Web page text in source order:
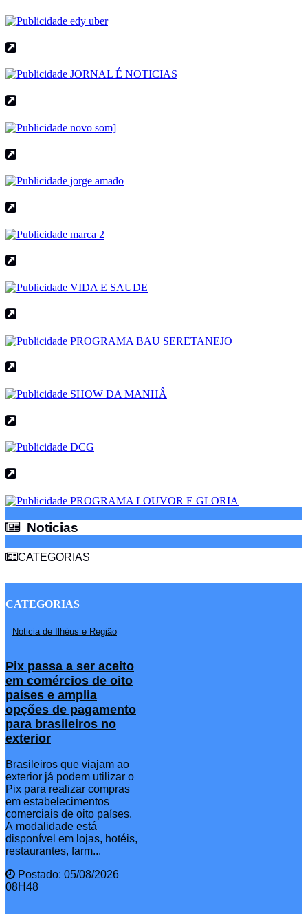
Noticias
CATEGORIAS
CATEGORIAS
Noticia de Ilhéus e Região
Pix passa a ser aceito
em comércios de oito
países e amplia
opções de pagamento
para brasileiros no
exterior
Brasileiros que viajam ao
exterior já podem utilizar o
Pix para realizar compras
em estabelecimentos
comerciais de oito países.
A modalidade está
disponível em lojas, hotéis,
restaurantes, farm...
Postado: 05/08/2026
08H48